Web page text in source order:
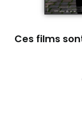
Ces films